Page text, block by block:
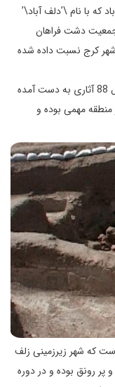
كه با نام \’دلف آباد\’
دشت فراهان
كرج نسبت داده شده
در كاوش های باستانی از اين شهر زيرزمينی در سال 88 آثاری به دست آمده
مهمی بوده و
كه شهر زيرزمينی زلف
رونق بوده و در دوره